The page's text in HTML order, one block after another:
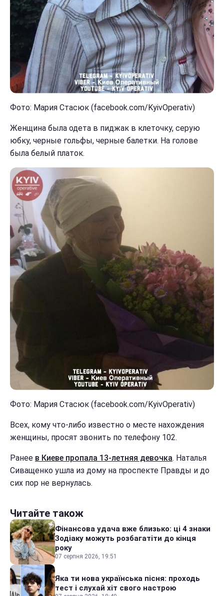
Фото: Мария Стасюк (facebook.com/KyivOperativ)
Женщина была одета в пиджак в клеточку, серую
юбку, черные гольфы, черные балетки. На голове
была белый платок.
Фото: Мария Стасюк (facebook.com/KyivOperativ)
Всех, кому что-либо известно о месте нахождения
женщины, просят звонить по телефону 102.
Ранее в Киеве пропала 13-летняя девочка. Наталья
Сиващенко ушла из дому на проспекте Правды и до
сих пор не вернулась.
Читайте також
Фінансова удача вже близько: ці 4 знаки
Зодіаку можуть розбагатіти до кінця
року
07 серпня 2026, 19:51
Яка ти нова українська пісня: проходь
тест і слухай хіт свого настрою